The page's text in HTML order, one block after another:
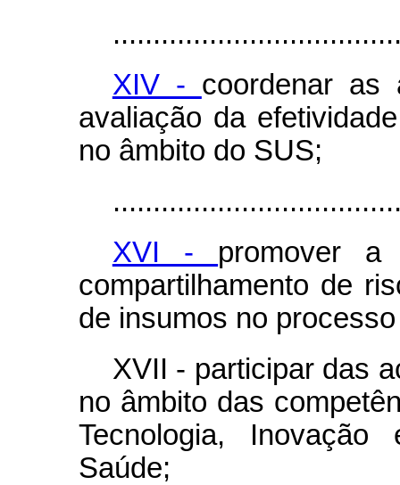
XIV - coordenar as
avaliação da
no âmbito do SUS;
XVI - promover a
compartilhamento de
de insumos no
XVII - participar das
no âmbito das
Tecnologia,
Saúde;